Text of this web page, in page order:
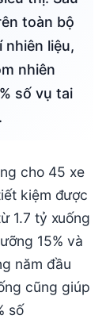
toàn bộ
nhiên liệu,
nhiên
số vụ tai
cho 45 xe
kiệm được
1.7 tỷ xuống
15% và
năm đầu
cũng giúp
số